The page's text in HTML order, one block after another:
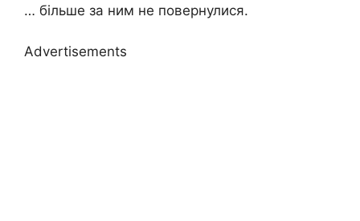
… більше за ним не повернулися.
Advertisements